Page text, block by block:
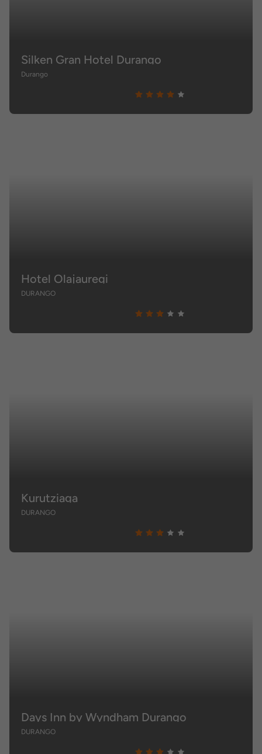
Silken Gran Hotel Durango
Durango
Hotel Olajauregi
DURANGO
Kurutziaga
DURANGO
Days Inn by Wyndham Durango
DURANGO